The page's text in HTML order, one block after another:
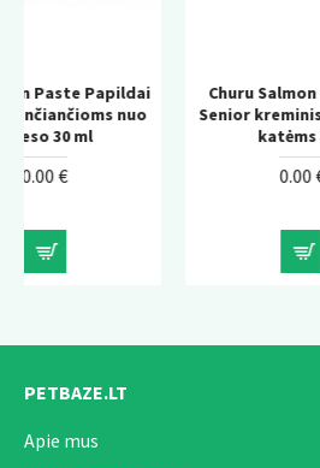
Churu Salmon wit Tunas
Senior kreminis skanėstas
PETBAZE.LT
Apie mus